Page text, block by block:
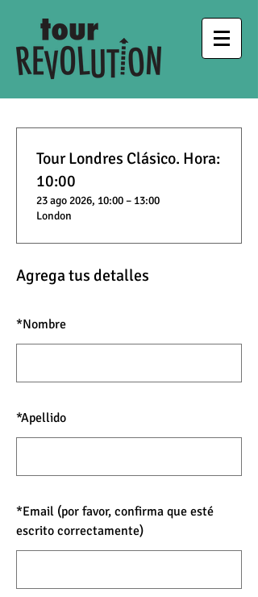
Agrega tus detalles
*Nombre
*Apellido
*Email (por favor, confirma que esté
escrito correctamente)
Tour Londres Clásico. Hora:
10:00
23 ago 2026, 10:00 – 13:00
London